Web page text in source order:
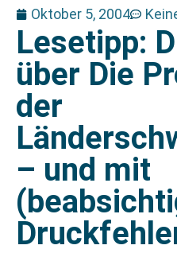
Oktober 5, 2004
Lesetipp:
über Die
der
– und mit